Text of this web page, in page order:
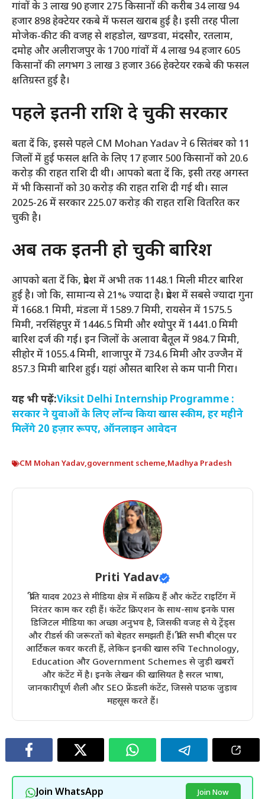
गांवों के 3 लाख 90 हजार 275 किसानों की करीब 34 लाख 94
हजार 898 हेक्टेयर रकबे में फसल खराब हुई है। इसी तरह पीला
मोजेक-कीट की वजह से शहडोल, खण्डवा, मंदसौर, रतलाम,
दमोह और अलीराजपुर के 1700 गांवों में 4 लाख 94 हजार 605
किसानों की लगभग 3 लाख 3 हजार 366 हेक्टेयर रकबे की फसल
क्षतिग्रस्त हुई है।
पहले इतनी राशि दे चुकी सरकार
बता दें कि, इससे पहले CM Mohan Yadav ने 6 सितंबर को 11
जिलों में हुई फसल क्षति के लिए 17 हजार 500 किसानों को 20.6
करोड़ की राहत राशि दी थी। आपको बता दें कि, इसी तरह अगस्त
में भी किसानों को 30 करोड़ की राहत राशि दी गई थी। साल
2025-26 में सरकार 225.07 करोड़ की राहत राशि वितरित कर
चुकी है।
अब तक इतनी हो चुकी बारिश
आपको बता दें कि, प्रदेश में अभी तक 1148.1 मिली मीटर बारिश
हुई है। जो कि, सामान्य से 21% ज्यादा है। प्रदेश में सबसे ज्यादा गुना
में 1668.1 मिमी, मंडला में 1589.7 मिमी, रायसेन में 1575.5
मिमी, नरसिंहपुर में 1446.5 मिमी और श्योपुर में 1441.0 मिमी
बारिश दर्ज की गई। इन जिलों के अलावा बैतूल में 984.7 मिमी,
सीहोर में 1055.4 मिमी, शाजापुर में 734.6 मिमी और उज्जैन में
857.3 मिमी बारिश हुई। यहां औसत बारिश से कम पानी गिरा।
यह भी पढ़ें:Viksit Delhi Internship Programme :
सरकार ने युवाओं के लिए लॉन्च किया खास स्कीम, हर महीने
मिलेंगे 20 हज़ार रूपए, ऑनलाइन आवेदन
CM Mohan Yadav,government scheme,Madhya Pradesh
Priti Yadav
प्रीति यादव 2023 से मीडिया क्षेत्र में सक्रिय हैं और कंटेंट राइटिंग में
निरंतर काम कर रही हैं। कंटेंट क्रिएशन के साथ-साथ इनके पास
डिजिटल मीडिया का अच्छा अनुभव है, जिसकी वजह से ये ट्रेंड्स
और रीडर्स की जरूरतों को बेहतर समझती हैं। प्रीति सभी बीट्स पर
आर्टिकल कवर करती हैं, लेकिन इनकी खास रुचि Technology,
Education और Government Schemes से जुड़ी खबरों
और कंटेंट में है। इनके लेखन की खासियत है सरल भाषा,
जानकारीपूर्ण शैली और SEO फ्रेंडली कंटेंट, जिससे पाठक जुड़ाव
महसूस करते हैं।
Join WhatsApp Join Now